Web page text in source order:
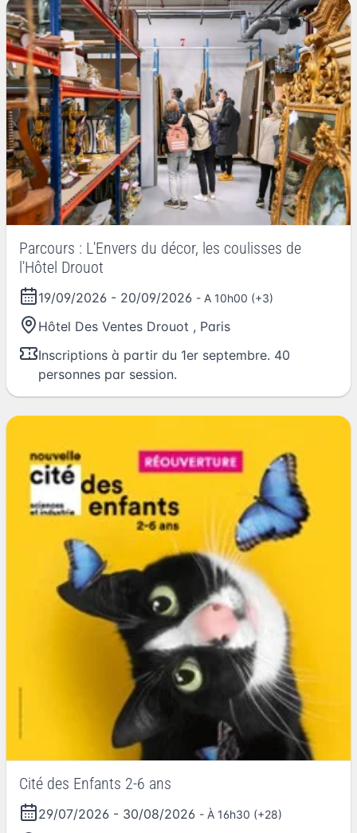
Parcours : L'Envers du décor, les coulisses de
l'Hôtel Drouot
19/09/2026 - 20/09/2026 - A 10h00 (+3)
Hôtel Des Ventes Drouot , Paris
Inscriptions à partir du 1er septembre. 40
personnes par session.
Cité des Enfants 2-6 ans
29/07/2026 - 30/08/2026 - À 16h30 (+28)